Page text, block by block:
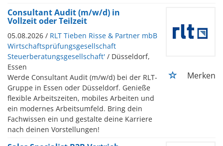
Consultant Audit (m/w/d) in
Vollzeit oder Teilzeit
05.08.2026 / RLT Tieben Risse & Partner mbB
Wirtschaftsprüfungsgesellschaft
Steuerberatungsgesellschaft' / Düsseldorf,
Essen
Werde Consultant Audit (m/w/d) bei der RLT-
Gruppe in Essen oder Düsseldorf. Genieße
flexible Arbeitszeiten, mobiles Arbeiten und
ein modernes Arbeitsumfeld. Bring dein
Fachwissen ein und gestalte deine Karriere
nach deinen Vorstellungen!
Merken